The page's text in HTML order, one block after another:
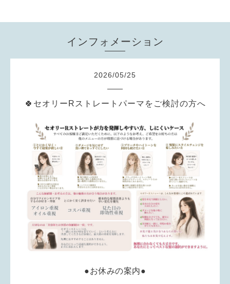
インフォメーション
2026/05/25
🍀セオリーRストレートパーマをご検討の方へ
●お休みの案内●